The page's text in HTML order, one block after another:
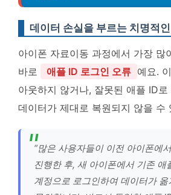
데이터 손실을 부르는 치명적
아이폰 자료이동 과정에서 가장 많
바로
애플 ID 로그인 오류 예요.
아웃하지 않거나, 잘못된 애플 ID
데이터가 제대로 복원되지 않을 수
“많은 사용자들이 이전 아이폰에
진행한 후, 새 아이폰에서 기존 애
계정으로 로그인하여 데이터가